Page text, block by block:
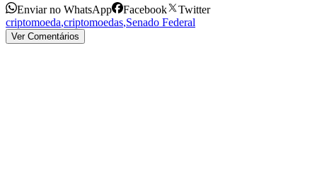
Enviar no WhatsApp Facebook
Twitter
criptomoeda,criptomoedas,Senado Federal
Ver Comentários